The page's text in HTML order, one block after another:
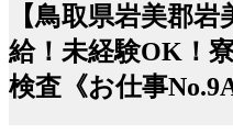
【鳥取県岩美郡
給！未経験OK！
検査《お仕事